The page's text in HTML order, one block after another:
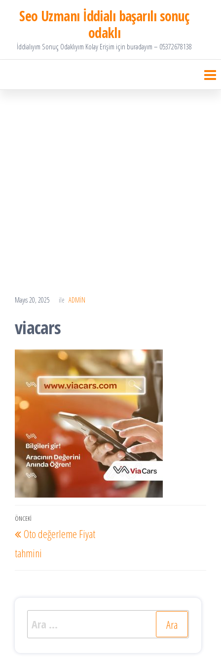
İçeriğeSeo Uzmanı İddialı başarılı sonuç
odaklı
İddialıyım Sonuç Odaklıyım Kolay Erişim için buradayım – 05372678138
Mayıs 20, 2025 ile ADMIN
viacars
Yazı
gezinmesi
Önceki
Yazı
ÖNCEKI
Oto değerleme Fiyat
tahmini
Arama: